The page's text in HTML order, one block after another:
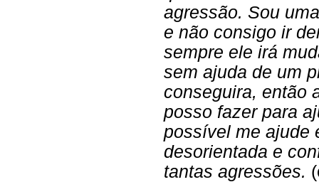
agressão. Sou
e não consigo ir
sempre ele irá
sem ajuda de um
conseguira, então
posso fazer para
possível me ajude
desorientada e
tantas agressões.